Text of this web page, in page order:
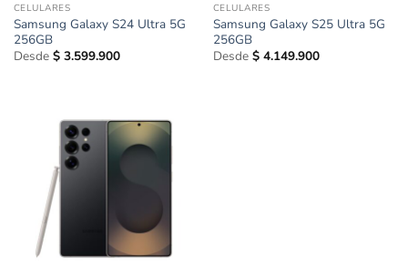
CELULARES
Samsung Galaxy S24 Ultra 5G
256GB
Desde $3.599.900
CELULARES
Samsung Galaxy S25 Ultra 5G
256GB
Desde $4.149.900